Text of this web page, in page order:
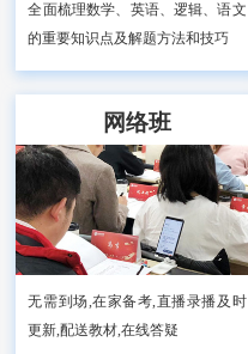
全面梳理数学、英语、逻辑、语文
的重要知识点及解题方法和技巧
网络班
无需到场,在家备考,直播录播及时
更新,配送教材,在线答疑